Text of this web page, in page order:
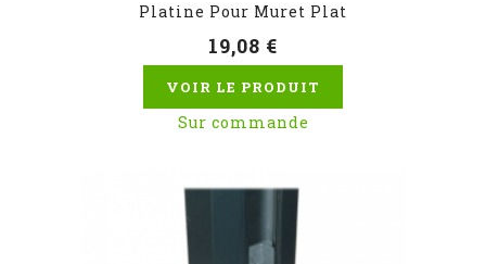
Platine Pour Muret Plat
19,08 €
VOIR LE PRODUIT
Sur commande